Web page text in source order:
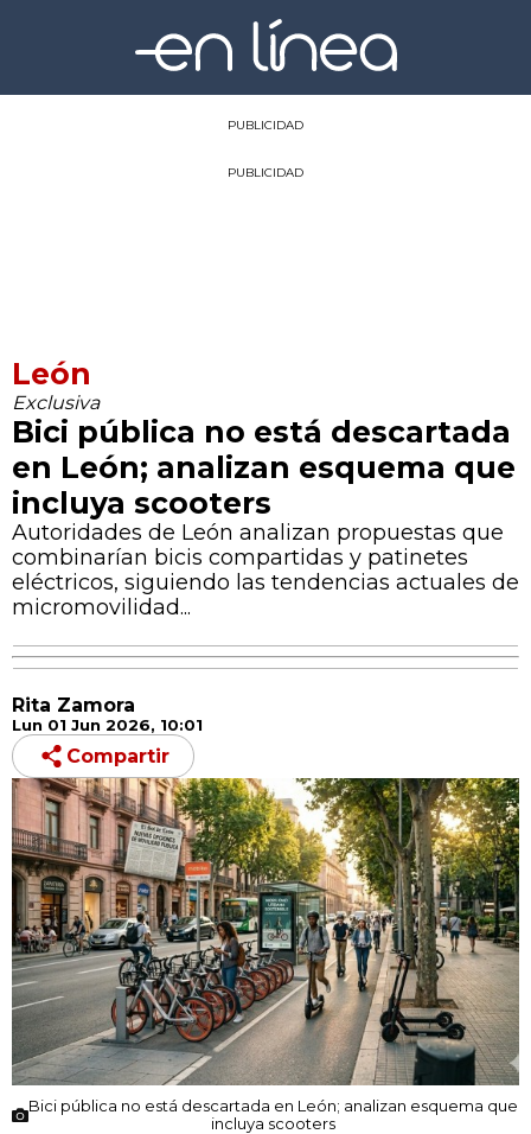
PUBLICIDAD
PUBLICIDAD
León
Exclusiva
Bici pública no está descartada
en León; analizan esquema que
incluya scooters
Autoridades de León analizan propuestas que
combinarían bicis compartidas y patinetes
eléctricos, siguiendo las tendencias actuales de
micromovilidad...
Rita Zamora
Lun 01 Jun 2026, 10:01
Compartir
Bici pública no está descartada en León; analizan esquema que
incluya scooters